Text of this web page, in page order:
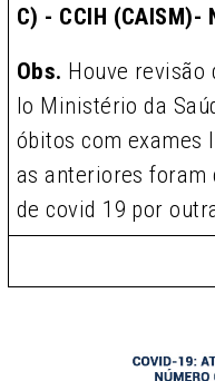
C) - CCIH (CAISM)-
Obs. Houve
lo Ministério da
óbitos com exames
as anteriores foram
de covid 19 por